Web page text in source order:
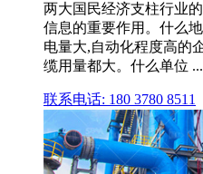
两大国民经济支柱行业
信息的重要作用。什么
电量大,自动化程度高的
缆用量都大。什么单位 ...
联系电话: 180 3780 8511